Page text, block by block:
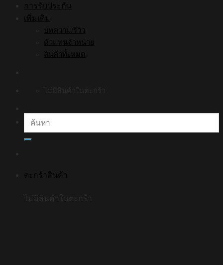
การรับประกัน
เพิ่มเติม
บทความ/รีวิว
ตัวแทนจำหน่าย
สินค้าทั้งหมด
ค้นหา:
ตะกร้าสินค้า